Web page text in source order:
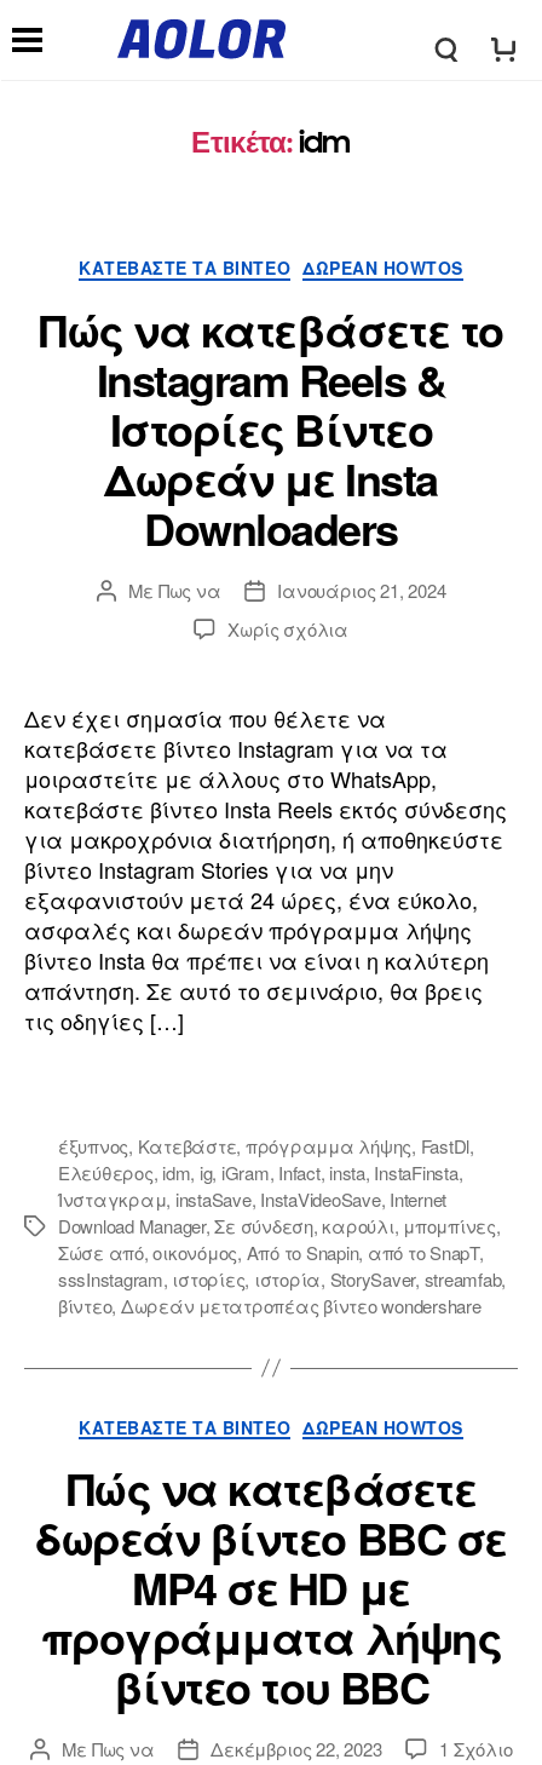
λ
ό
τ
υ
π
ο
o
l
o
r
Ετικέτα: idm
Κατηγορίες
ΚΑΤΕΒΆΣΤΕ ΤΑ ΒΊΝΤΕΟ ΔΩΡΕΆΝ HOWTOS
Πώς να κατεβάσετε το
Instagram Reels &
Ιστορίες Βίντεο
Δωρεάν με Insta
Downloaders
Συντάκτης
ανάρτησης
Με Πως να
Ημερομηνία
ανάρτησης
Ιανουάριος 21, 2024
Χωρίς σχόλιαεπί
το
Instagram
Reels
&
Ιστορίες
Βίντεο
Δωρεάν
Insta
Downloaders
Δεν έχει σημασία που θέλετε να
κατεβάσετε βίντεο Instagram για να τα
μοιραστείτε με άλλους στο WhatsApp,
κατεβάστε βίντεο Insta Reels εκτός σύνδεσης
για μακροχρόνια διατήρηση, ή αποθηκεύστε
βίντεο Instagram Stories για να μην
εξαφανιστούν μετά 24 ώρες, ένα εύκολο,
ασφαλές και δωρεάν πρόγραμμα λήψης
βίντεο Insta θα πρέπει να είναι η καλύτερη
απάντηση. Σε αυτό το σεμινάριο, θα βρεις
τις οδηγίες […]
Ετικέτες
έξυπνος, Κατεβάστε, πρόγραμμα λήψης, FastDl,
Ελεύθερος, idm, ig, iGram, Infact, insta, InstaFinsta,
Ίνσταγκραμ, instaSave, InstaVideoSave, Internet
Download Manager,Σε σύνδεση, καρούλι, μπομπίνες,
Σώσε από,οικονόμος, Από το Snapin, από το SnapT,
sssInstagram, ιστορίες, ιστορία, StorySaver, streamfab,
βίντεο, Δωρεάν μετατροπέας βίντεο wondershare
Κατηγορίες
ΚΑΤΕΒΆΣΤΕ ΤΑ ΒΊΝΤΕΟ ΔΩΡΕΆΝ HOWTOS
Πώς να κατεβάσετε
δωρεάν βίντεο BBC σε
MP4 σε HD με
προγράμματα λήψης
βίντεο του BBC
Συντάκτης
Με Πως να
Ημερομηνία
Δεκέμβριος 22, 2023 1 Σχόλιοεπί